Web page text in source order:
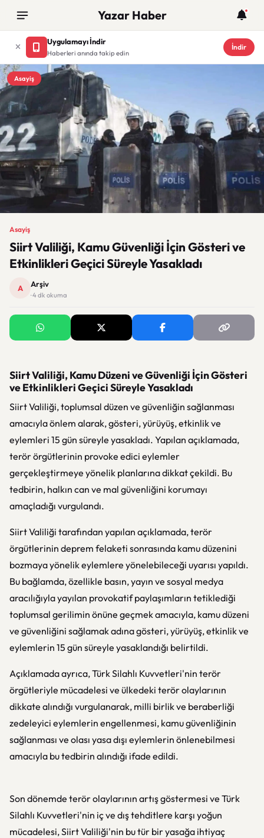
Yazar Haber
Uygulamayı İndir
Haberleri anında takip edin
İndir
Asayiş
Asayiş
Siirt Valiliği, Kamu Güvenliği İçin Gösteri ve
Etkinlikleri Geçici Süreyle Yasakladı
A Arşiv
· 4 dk okuma
Siirt Valiliği, Kamu Düzeni ve Güvenliği İçin Gösteri
ve Etkinlikleri Geçici Süreyle Yasakladı
Siirt Valiliği, toplumsal düzen ve güvenliğin sağlanması
amacıyla önlem alarak, gösteri, yürüyüş, etkinlik ve
eylemleri 15 gün süreyle yasakladı. Yapılan açıklamada,
terör örgütlerinin provoke edici eylemler
gerçekleştirmeye yönelik planlarına dikkat çekildi. Bu
tedbirin, halkın can ve mal güvenliğini korumayı
amaçladığı vurgulandı.
Siirt Valiliği tarafından yapılan açıklamada, terör
örgütlerinin deprem felaketi sonrasında kamu düzenini
bozmaya yönelik eylemlere yönelebileceği uyarısı yapıldı.
Bu bağlamda, özellikle basın, yayın ve sosyal medya
aracılığıyla yayılan provokatif paylaşımların tetiklediği
toplumsal gerilimin önüne geçmek amacıyla, kamu düzeni
ve güvenliğini sağlamak adına gösteri, yürüyüş, etkinlik ve
eylemlerin 15 gün süreyle yasaklandığı belirtildi.
Açıklamada ayrıca, Türk Silahlı Kuvvetleri'nin terör
örgütleriyle mücadelesi ve ülkedeki terör olaylarının
dikkate alındığı vurgulanarak, milli birlik ve beraberliği
zedeleyici eylemlerin engellenmesi, kamu güvenliğinin
sağlanması ve olası yasa dışı eylemlerin önlenebilmesi
amacıyla bu tedbirin alındığı ifade edildi.
Son dönemde terör olaylarının artış göstermesi ve Türk
Silahlı Kuvvetleri'nin iç ve dış tehditlere karşı yoğun
mücadelesi, Siirt Valiliği'nin bu tür bir yasağa ihtiyaç